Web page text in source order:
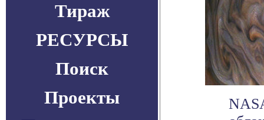
Тираж
РЕСУРСЫ
Поиск
Проекты